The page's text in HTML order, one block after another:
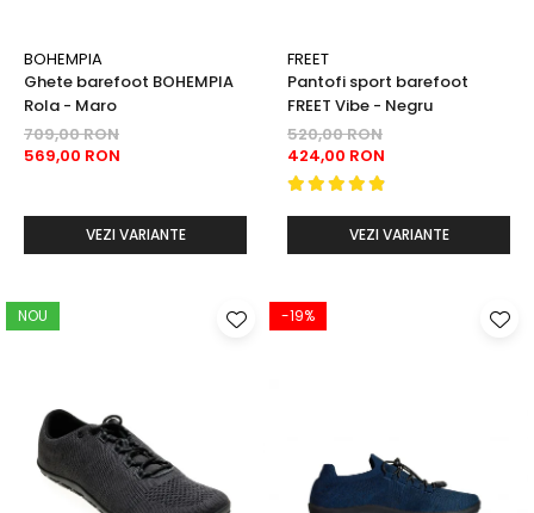
BOHEMPIA
Ghete barefoot BOHEMPIA
Rola - Maro
709,00 RON
569,00 RON
VEZI VARIANTE
FREET
Pantofi sport barefoot
FREET Vibe - Negru
520,00 RON
424,00 RON
VEZI VARIANTE
NOU -19%